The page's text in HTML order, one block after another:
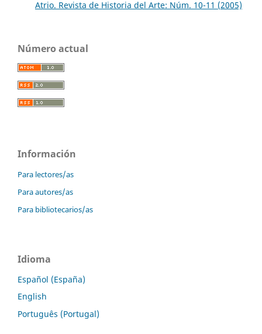
Atrio. Revista de Historia del Arte: Núm. 10-11 (2005)
Número actual
Información
Para lectores/as
Para autores/as
Para bibliotecarios/as
Idioma
Español (España)
English
Português (Portugal)